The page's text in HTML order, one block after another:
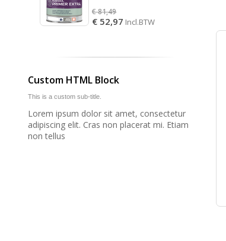
€ 81,49
€ 52,97 Incl.BTW
Custom HTML Block
This is a custom sub-title.
Lorem ipsum dolor sit amet, consectetur
adipiscing elit. Cras non placerat mi. Etiam
non tellus